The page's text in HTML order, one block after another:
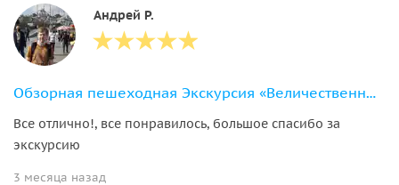
Андрей Р.
Обзорная пешеходная Экскурсия «Величественный Стамбул»
Все отлично!, все понравилось, большое спасибо за
экскурсию
3 месяца назад